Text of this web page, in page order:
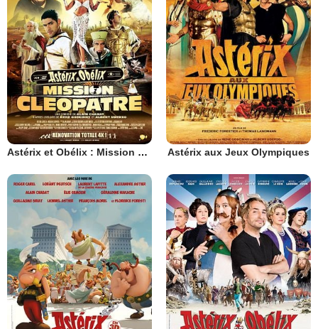
Astérix et Obélix : Mission Cléopâtre Astérix aux Jeux Olympiques